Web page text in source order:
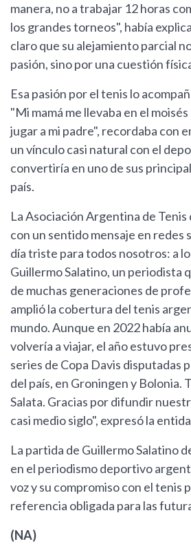
manera, no a trabajar 12 horas
los grandes torneos", había
claro que su alejamiento parcial
pasión, sino por una cuestión
Esa pasión por el tenis lo
"Mi mamá me llevaba en el
jugar a mi padre", recordaba con
un vínculo casi natural con el
convertiría en uno de sus
país.
La Asociación Argentina de Tenis
con un sentido mensaje en redes
día triste para todos nosotros: a
Guillermo Salatino, un periodista
de muchas generaciones de
amplió la cobertura del tenis
mundo. Aunque en 2022 había
volvería a viajar, el año estuvo
series de Copa Davis disputadas
del país, en Groningen y Bolonia.
Salata. Gracias por difundir
casi medio siglo", expresó la
La partida de Guillermo Salatino
en el periodismo deportivo
voz y su compromiso con el tenis
referencia obligada para las
(NA)